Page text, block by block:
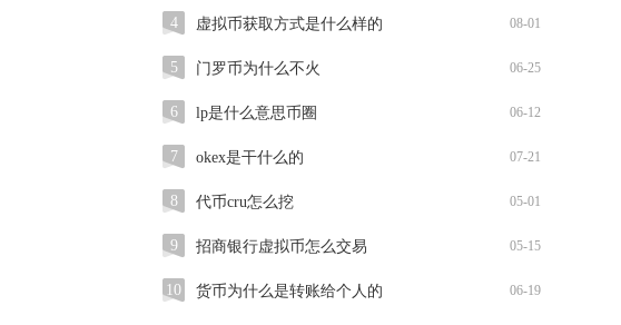
4 虚拟币获取方式是什么样的 08-01
5 门罗币为什么不火 06-25
6 lp是什么意思币圈 06-12
7 okex是干什么的 07-21
8 代币cru怎么挖 05-01
9 招商银行虚拟币怎么交易 05-15
10 货币为什么是转账给个人的 06-19